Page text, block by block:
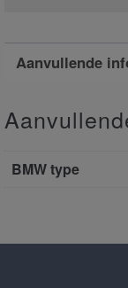
Aanvullende
BMW type